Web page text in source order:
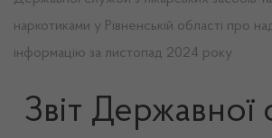
наркотиками у Рівненській області про
інформацію за листопад 2024 року
Звіт